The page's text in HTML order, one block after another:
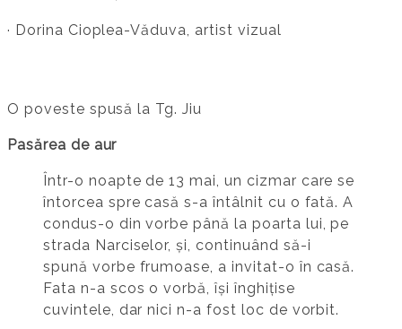
· Dorina Cioplea-Văduva, artist vizual
O poveste spusă la Tg. Jiu
Pasărea de aur
Într-o noapte de 13 mai, un cizmar care se
întorcea spre casă s-a întâlnit cu o fată. A
condus-o din vorbe până la poarta lui, pe
strada Narciselor, și, continuând să-i
spună vorbe frumoase, a invitat-o în casă.
Fata n-a scos o vorbă, își înghițise
cuvintele, dar nici n-a fost loc de vorbit.